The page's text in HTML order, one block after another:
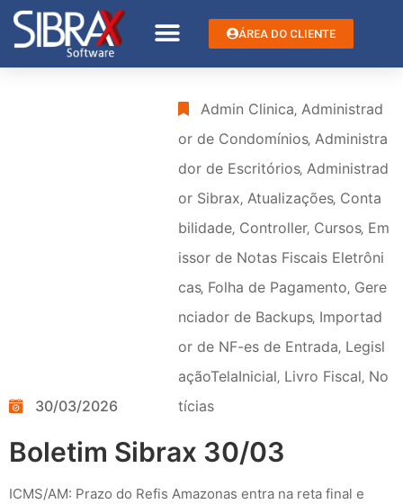
ÁREA DO CLIENTE
30/03/2026
Admin Clinica‚ Administrad
or de Condomínios‚ Administra
dor de Escritórios‚ Administrad
or Sibrax‚ Atualizações‚ Conta
bilidade‚ Controller‚ Cursos‚ Em
issor de Notas Fiscais Eletrôni
cas‚ Folha de Pagamento‚ Gere
nciador de Backups‚ Importad
or de NF-es de Entrada‚ Legisl
açãoTelaInicial‚ Livro Fiscal‚ No
tícias
Boletim Sibrax 30/03
ICMS/AM: Prazo do Refis Amazonas entra na reta final e